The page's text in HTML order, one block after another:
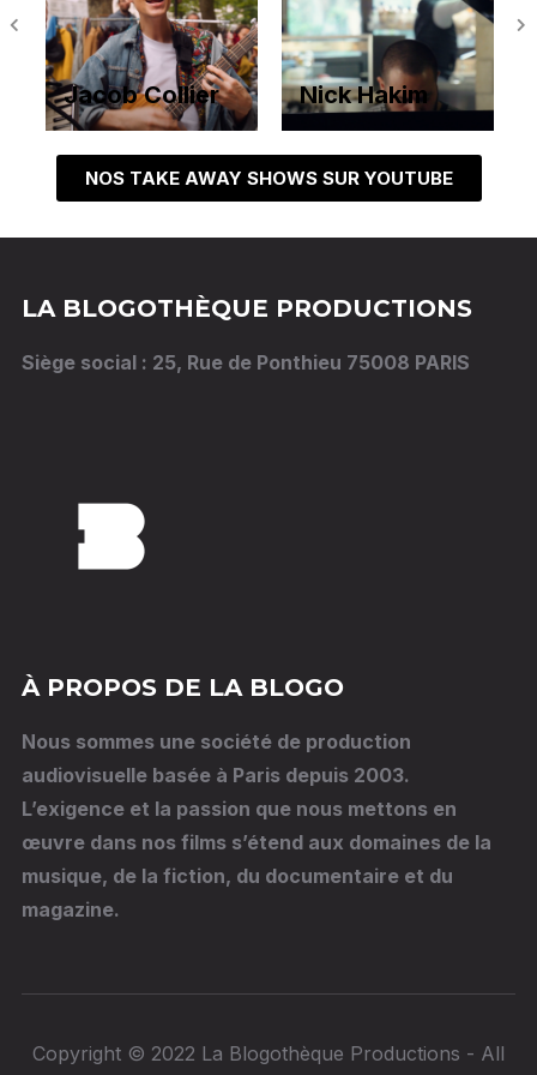
Jacob Collier Nick Hakim
NOS TAKE AWAY SHOWS SUR YOUTUBE
LA BLOGOTHÈQUE PRODUCTIONS
Siège social : 25, Rue de Ponthieu 75008 PARIS
À PROPOS DE LA BLOGO
Nous sommes une société de production
audiovisuelle basée à Paris depuis 2003.
L’exigence et la passion que nous mettons en
œuvre dans nos films s’étend aux domaines de la
musique, de la fiction, du documentaire et du
magazine.
Copyright © 2022 La Blogothèque Productions - All